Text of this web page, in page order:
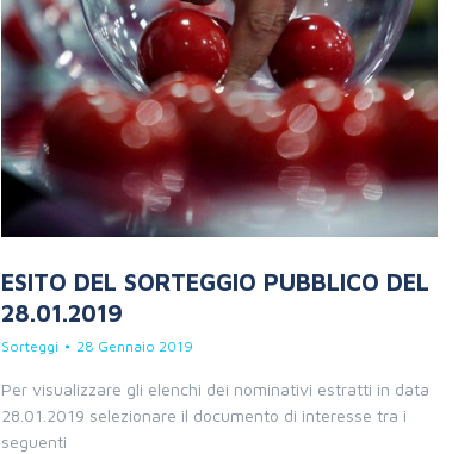
ESITO DEL SORTEGGIO PUBBLICO DEL
28.01.2019
Sorteggi 28 Gennaio 2019
Per visualizzare gli elenchi dei nominativi estratti in data
28.01.2019 selezionare il documento di interesse tra i
seguenti